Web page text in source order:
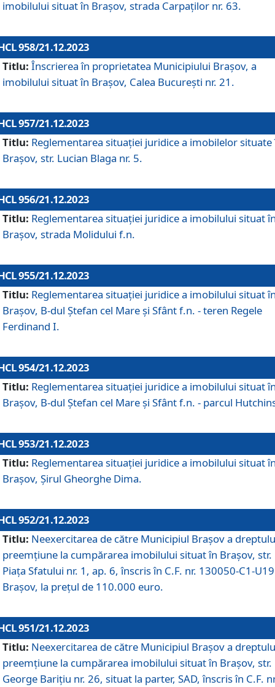
imobilului situat în Brașov, strada Carpaților nr. 63.
958/21.12.2023
Titlu: Înscrierea în proprietatea Municipiului Brașov, a
imobilului situat în Brașov, Calea București nr. 21.
957/21.12.2023
Titlu: Reglementarea situației juridice a imobilelor situate
Brașov, str. Lucian Blaga nr. 5.
956/21.12.2023
Titlu: Reglementarea situației juridice a imobilului situat
Brașov, strada Molidului f.n.
955/21.12.2023
Titlu: Reglementarea situației juridice a imobilului situat
Brașov, B-dul Ștefan cel Mare și Sfânt f.n. - teren Regele
Ferdinand I.
954/21.12.2023
Titlu: Reglementarea situației juridice a imobilului situat
Brașov, B-dul Ștefan cel Mare și Sfânt f.n. - parcul
953/21.12.2023
Titlu: Reglementarea situației juridice a imobilului situat
Brașov, Șirul Gheorghe Dima.
952/21.12.2023
Titlu: Neexercitarea de către Municipiul Brașov a
preemțiune la cumpărarea imobilului situat în Brașov, str.
Piața Sfatului nr. 1, ap. 6, înscris în C.F. nr. 130050-C1-U19
Brașov, la prețul de 110.000 euro.
951/21.12.2023
Titlu: Neexercitarea de către Municipiul Brașov a
preemțiune la cumpărarea imobilului situat în Brașov, str.
George Barițiu nr. 26, situat la parter, SAD, înscris în C.F.